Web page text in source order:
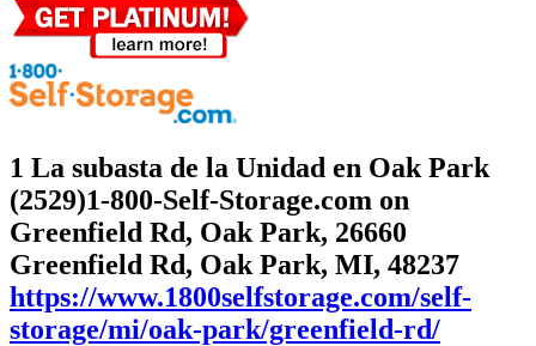
1 La subasta de la Unidad en Oak Park
(2529)1-800-Self-Storage.com on
Greenfield Rd, Oak Park, 26660
Greenfield Rd, Oak Park, MI, 48237
https://www.1800selfstorage.com/self-
storage/mi/oak-park/greenfield-rd/